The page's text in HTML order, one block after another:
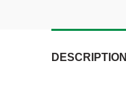
DESCRIPTION